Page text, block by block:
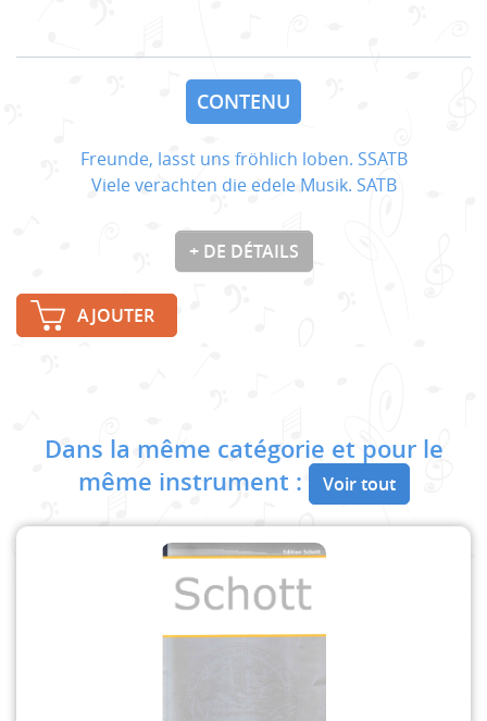
CONTENU
Freunde, lasst uns fröhlich loben. SSATB
Viele verachten die edele Musik. SATB
+ DE DÉTAILS
AJOUTER
Dans la même catégorie et pour le
même instrument :
Voir tout